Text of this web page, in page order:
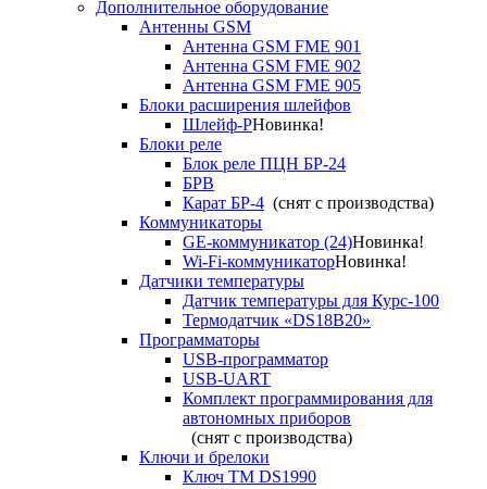
Дополнительное оборудование
Антенны GSM
Антенна GSM FME 901
Антенна GSM FME 902
Антенна GSM FME 905
Блоки расширения шлейфов
Шлейф-РНовинка!
Блоки реле
Блок реле ПЦН БР-24
БРВ
Карат БР-4 (снят с производства)
Коммуникаторы
GE-коммуникатор (24)Новинка!
Wi-Fi-коммуникаторНовинка!
Датчики температуры
Датчик температуры для Курс-100
Термодатчик «DS18B20»
Программаторы
USB-программатор
USB-UART
Комплект программирования для
автономных приборов
(снят с производства)
Ключи и брелоки
Ключ TM DS1990